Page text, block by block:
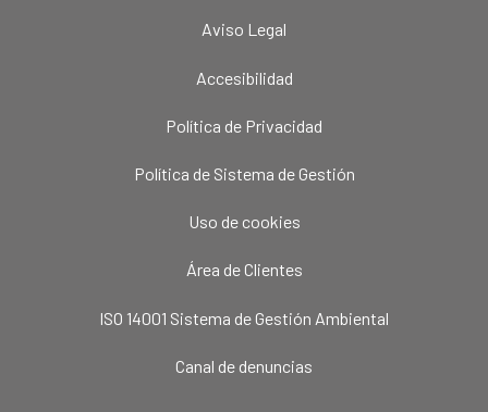
Aviso Legal
Accesibilidad
Política de Privacidad
Política de Sistema de Gestión
Uso de cookies
Área de Clientes
ISO 14001 Sistema de Gestión Ambiental
Canal de denuncias